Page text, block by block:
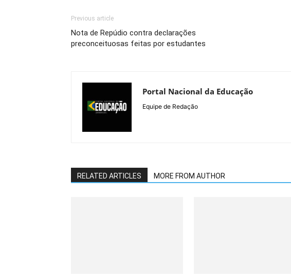
Previous article
Nota de Repúdio contra declarações
preconceituosas feitas por estudantes
Portal Nacional da Educação
Equipe de Redação
RELATED ARTICLES MORE FROM AUTHOR